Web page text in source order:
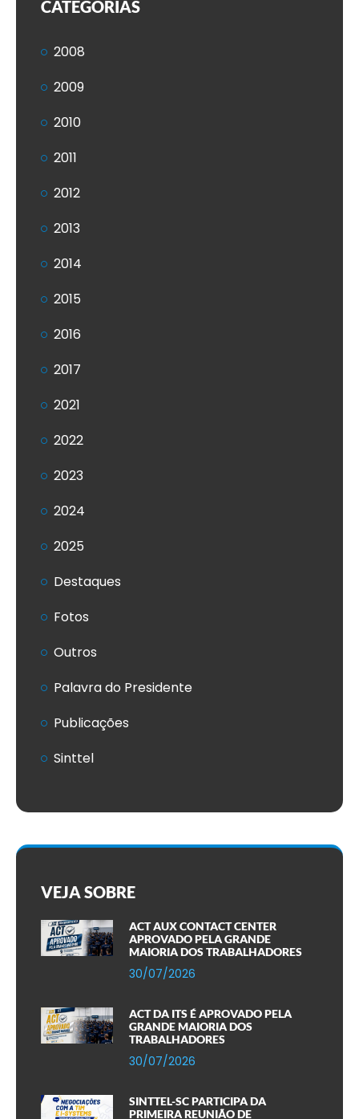
CATEGORIAS
2008
2009
2010
2011
2012
2013
2014
2015
2016
2017
2021
2022
2023
2024
2025
Destaques
Fotos
Outros
Palavra do Presidente
Publicações
Sinttel
VEJA SOBRE
ACT AUX CONTACT CENTER
APROVADO PELA GRANDE
MAIORIA DOS TRABALHADORES
30/07/2026
ACT DA ITS É APROVADO PELA
GRANDE MAIORIA DOS
TRABALHADORES
30/07/2026
SINTTEL-SC PARTICIPA DA
PRIMEIRA REUNIÃO DE